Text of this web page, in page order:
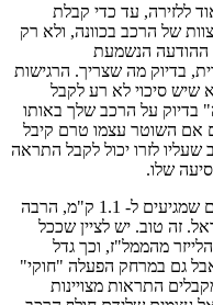
עד כדי קבלת
הרכב בכוונה, ולא רק
הנשמעת
מה שצריך. הרגישות
סיכוי לא רע לקבל
על הרכב שלך באותו
עצמו טרם קיבל
לזרו יכול לקבל התראה
בבדיקה שלי קיבלנו את ההתראות בטווחים שמגיעים ל- 1.1 ק"מ, הרבה
יש לציין שככל
מהממל"ז, וכך גדל
במרחק הפעלה "חוקי"
התראות מצויינות